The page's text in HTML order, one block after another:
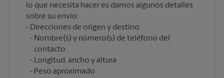
lo que necesita hacer es darnos algunos detalles
sobre su envío:
Nombre(s) y número(s) de teléfono del
contacto
Longitud, ancho y altura
Peso aproximado